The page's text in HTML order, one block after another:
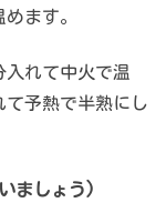
ます。
れて中火で温
て予熱で半熟にし
ましょう)